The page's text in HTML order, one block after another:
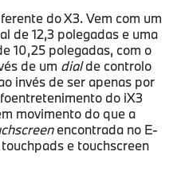
do X3. Vem com um
de 12,3 polegadas e uma
10,25 polegadas, com o
de um dialde controlo
invés de ser apenas por
do iX3
movimento do que a
encontrada no E-
e touchscreen